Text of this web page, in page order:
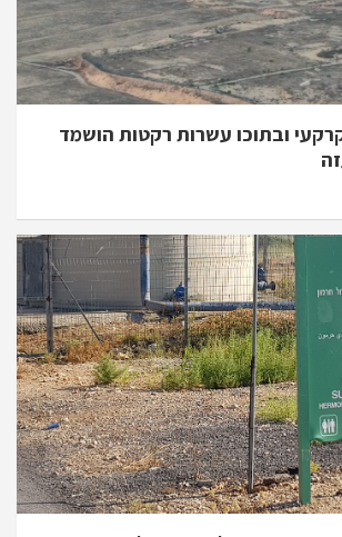
ובתוכו עשרות רקטות הושמד